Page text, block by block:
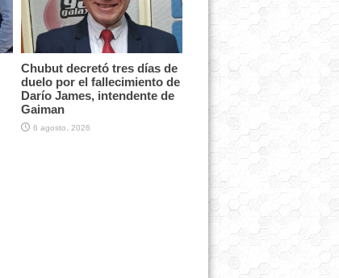
Chubut decretó tres días de
duelo por el fallecimiento de
Darío James, intendente de
Gaiman
6 agosto, 2026